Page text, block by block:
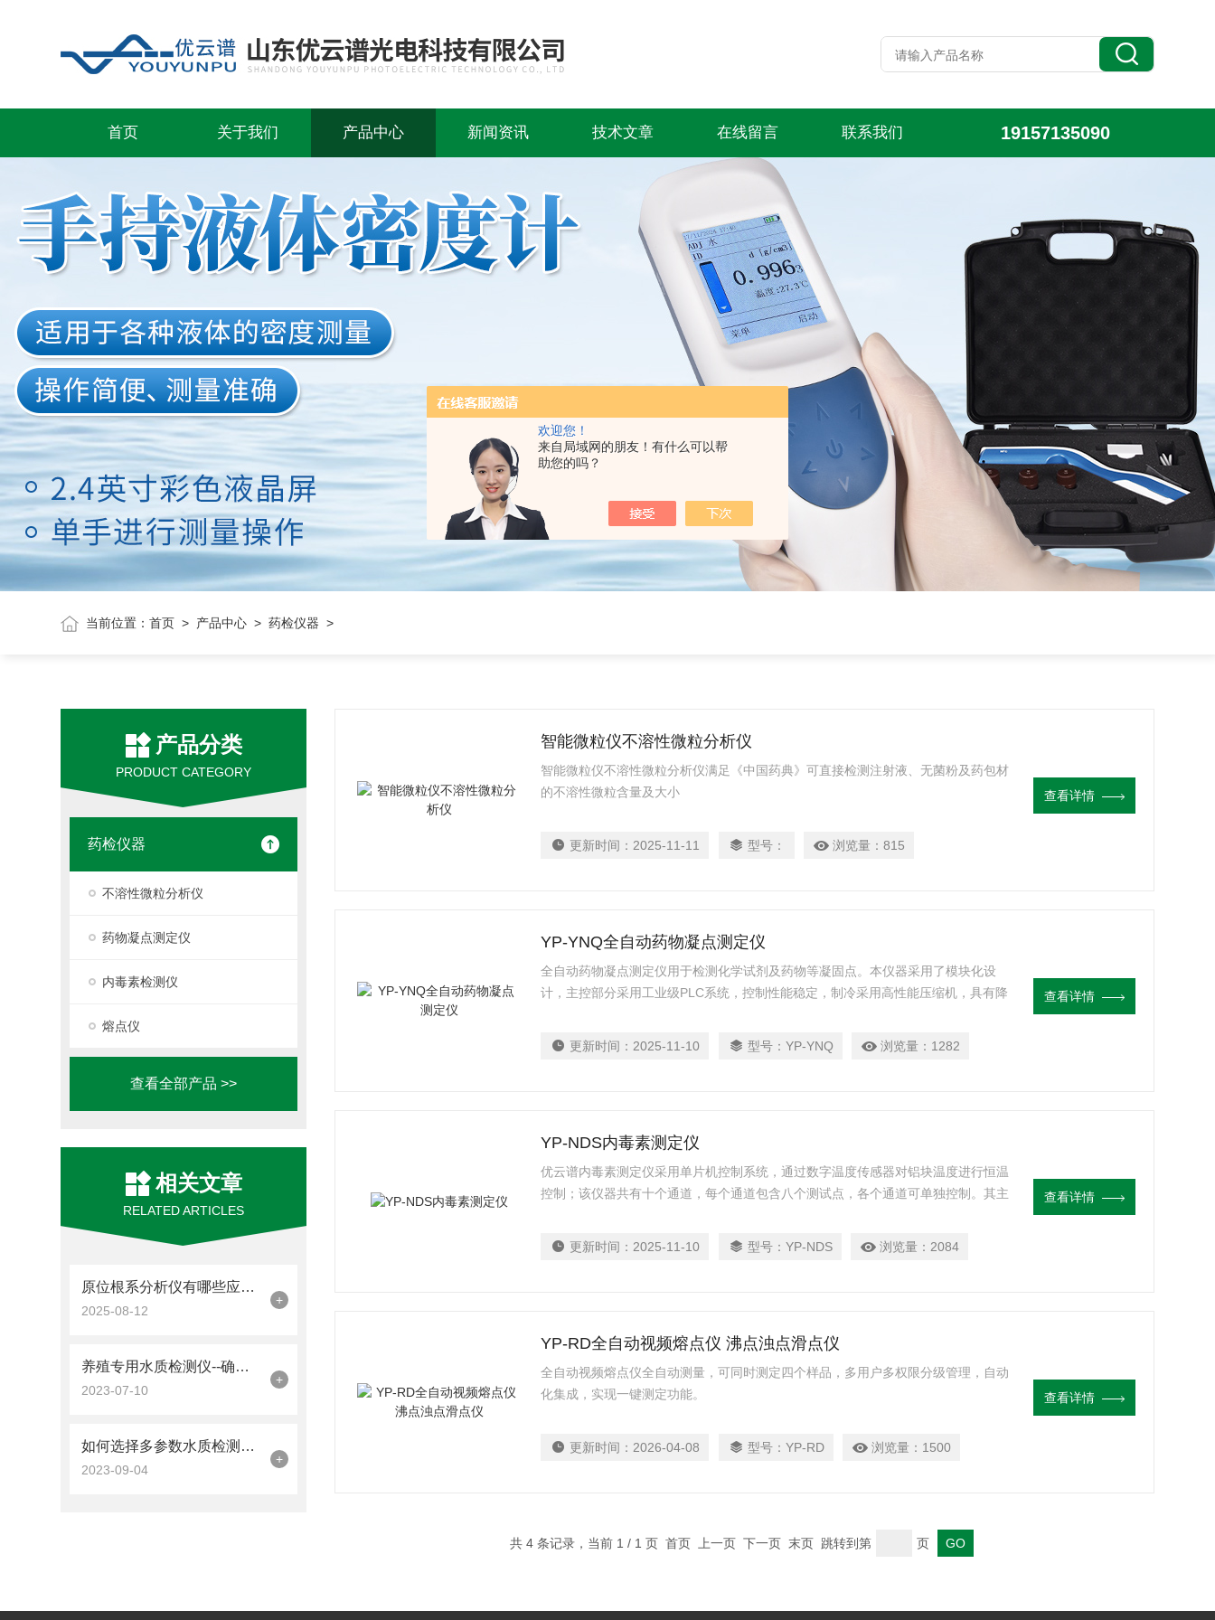
欢迎您！
来自局域网的朋友！有什么可以帮
助您的吗？
首页 关于我们 产品中心 新闻资讯 技术文章 在线留言 联系我们 19157135090
当前位置：首页 > 产品中心 >药检仪器 >
产品分类
PRODUCT CATEGORY
药检仪器
不溶性微粒分析仪
药物凝点测定仪
内毒素检测仪
熔点仪
查看全部产品 >>
相关文章
RELATED ARTICLES
原位根系分析仪有哪些应用价值？
2025-08-12
+
养殖专用水质检测仪--确保养殖环境水质的健康与安全
2023-07-10
+
如何选择多参数水质检测仪？
2023-09-04
+
智能微粒仪不溶性微粒分析仪
智能微粒仪不溶性微粒分析仪满足《中国药典》可直接检测注射液、无菌粉及药包材
的不溶性微粒含量及大小
更新时间： 2025-11-11 型号： 浏览量： 815
查看详情
YP-YNQ全自动药物凝点测定仪
全自动药物凝点测定仪用于检测化学试剂及药物等凝固点。本仪器采用了模块化设
计，主控部分采用工业级PLC系统，控制性能稳定，制冷采用高性能压缩机，具有降
更新时间： 2025-11-10 型号： YP-YNQ 浏览量： 1282
查看详情
YP-NDS内毒素测定仪
优云谱内毒素测定仪采用单片机控制系统，通过数字温度传感器对铝块温度进行恒温
控制；该仪器共有十个通道，每个通道包含八个测试点，各个通道可单独控制。其主
更新时间： 2025-11-10 型号： YP-NDS 浏览量： 2084
查看详情
YP-RD全自动视频熔点仪 沸点浊点滑点仪
全自动视频熔点仪全自动测量，可同时测定四个样品，多用户多权限分级管理，自动
化集成，实现一键测定功能。
更新时间： 2026-04-08 型号： YP-RD 浏览量： 1500
查看详情
共 4 条记录，当前 1 / 1 页 首页 上一页 下一页 末页 跳转到第 页